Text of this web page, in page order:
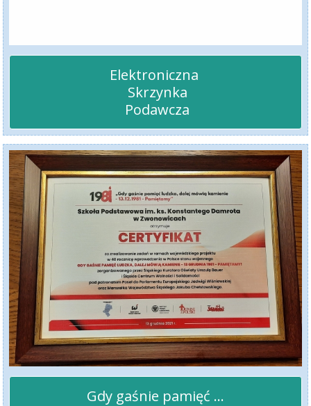
Elektroniczna
Podawcza
Gdy gaśnie pamięć ...